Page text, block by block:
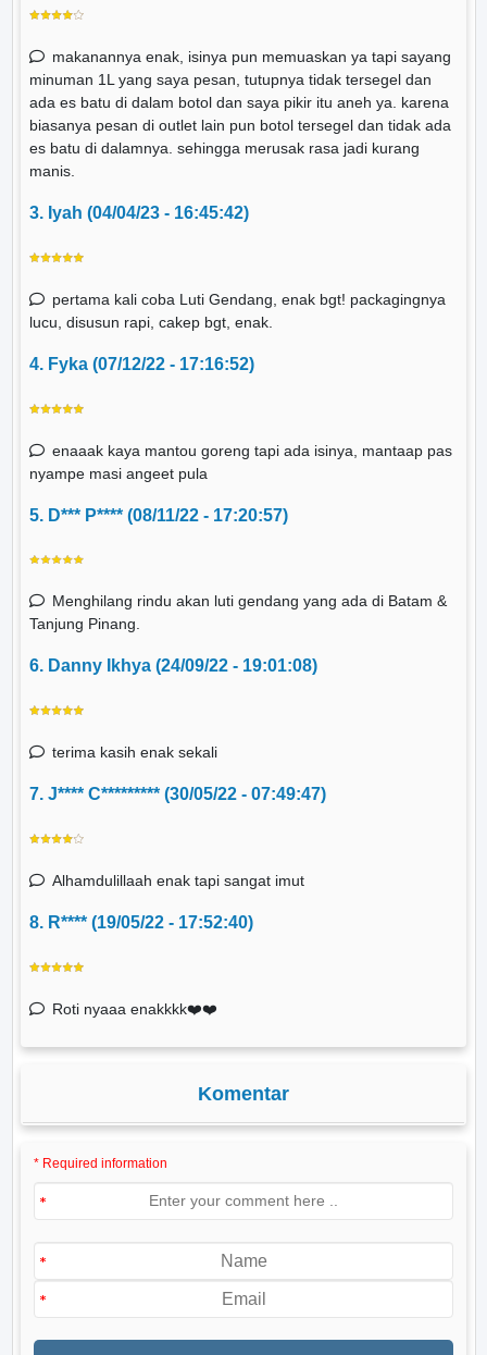
makanannya enak, isinya pun memuaskan ya tapi sayang
minuman 1L yang saya pesan, tutupnya tidak tersegel dan
ada es batu di dalam botol dan saya pikir itu aneh ya. karena
biasanya pesan di outlet lain pun botol tersegel dan tidak ada
es batu di dalamnya. sehingga merusak rasa jadi kurang
manis.
3. Iyah (04/04/23 - 16:45:42)
pertama kali coba Luti Gendang, enak bgt! packagingnya
lucu, disusun rapi, cakep bgt, enak.
4. Fyka (07/12/22 - 17:16:52)
enaaak kaya mantou goreng tapi ada isinya, mantaap pas
nyampe masi angeet pula
5. D*** P**** (08/11/22 - 17:20:57)
Menghilang rindu akan luti gendang yang ada di Batam &
Tanjung Pinang.
6. Danny Ikhya (24/09/22 - 19:01:08)
terima kasih enak sekali
7. J**** C********* (30/05/22 - 07:49:47)
Alhamdulillaah enak tapi sangat imut
8. R**** (19/05/22 - 17:52:40)
Roti nyaaa enakkkk❤️❤️
Komentar
* Required information